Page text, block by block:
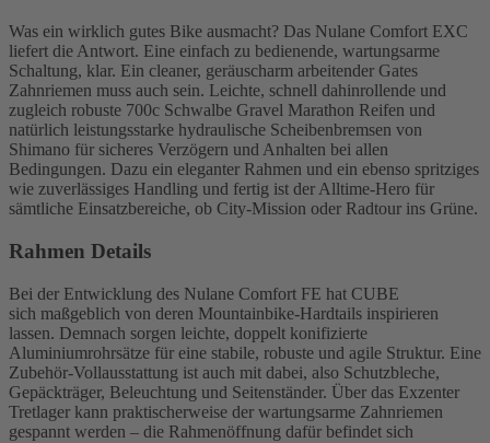
Was ein wirklich gutes Bike ausmacht? Das Nulane Comfort EXC
liefert die Antwort. Eine einfach zu bedienende, wartungsarme
Schaltung, klar. Ein cleaner, geräuscharm arbeitender Gates
Zahnriemen muss auch sein. Leichte, schnell dahinrollende und
zugleich robuste 700c Schwalbe Gravel Marathon Reifen und
natürlich leistungsstarke hydraulische Scheibenbremsen von
Shimano für sicheres Verzögern und Anhalten bei allen
Bedingungen. Dazu ein eleganter Rahmen und ein ebenso spritziges
wie zuverlässiges Handling und fertig ist der Alltime-Hero für
sämtliche Einsatzbereiche, ob City-Mission oder Radtour ins Grüne.
Rahmen Details
Bei der Entwicklung des Nulane Comfort FE hat CUBE
sich maßgeblich von deren Mountainbike-Hardtails inspirieren
lassen. Demnach sorgen leichte, doppelt konifizierte
Aluminiumrohrsätze für eine stabile, robuste und agile Struktur. Eine
Zubehör-Vollausstattung ist auch mit dabei, also Schutzbleche,
Gepäckträger, Beleuchtung und Seitenständer. Über das Exzenter
Tretlager kann praktischerweise der wartungsarme Zahnriemen
gespannt werden – die Rahmenöffnung dafür befindet sich